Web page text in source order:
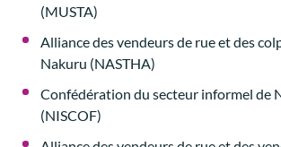
(MUSTA)
Alliance des vendeurs de rue et des
Nakuru (NASTHA)
Confédération du secteur informel de
(NISCOF)